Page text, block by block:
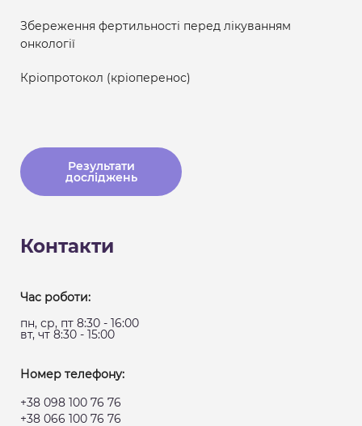
Збереження фертильності перед лікуванням
онкології
Кріопротокол (кріоперенос)
Результати
досліджень
Контакти
Час роботи:
пн, ср, пт 8:30 - 16:00
вт, чт 8:30 - 15:00
Номер телефону:
+38 098 100 76 76
+38 066 100 76 76